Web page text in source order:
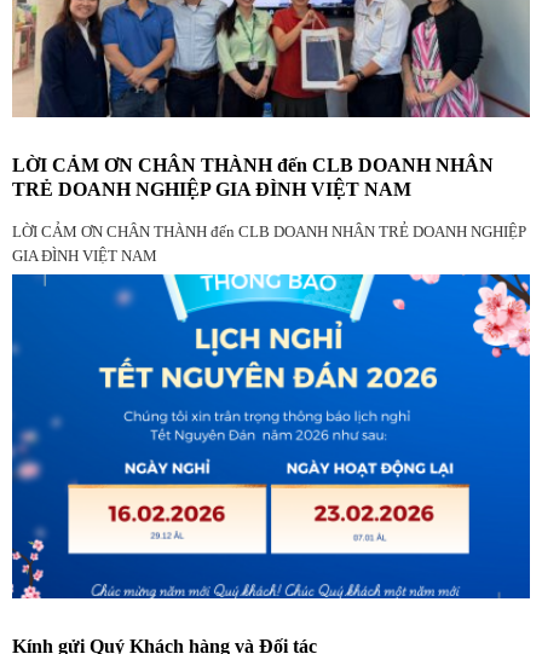
LỜI CẢM ƠN CHÂN THÀNH đến CLB DOANH NHÂN
TRẺ DOANH NGHIỆP GIA ĐÌNH VIỆT NAM
LỜI CẢM ƠN CHÂN THÀNH đến CLB DOANH NHÂN TRẺ DOANH NGHIỆP
GIA ĐÌNH VIỆT NAM
Kính gửi Quý Khách hàng và Đối tác